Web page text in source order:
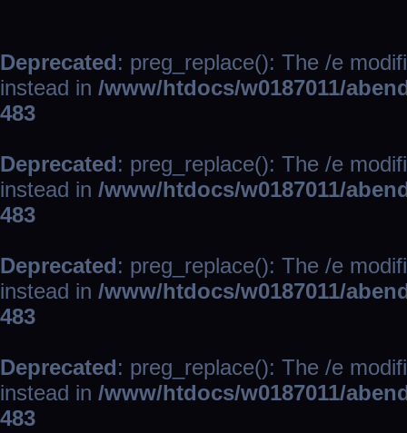
Deprecated: preg_replace(): The /e
instead in /www/htdocs/w0187011/
483
Deprecated: preg_replace(): The /e
instead in /www/htdocs/w0187011/
483
Deprecated: preg_replace(): The /e
instead in /www/htdocs/w0187011/
483
Deprecated: preg_replace(): The /e
instead in /www/htdocs/w0187011/
483